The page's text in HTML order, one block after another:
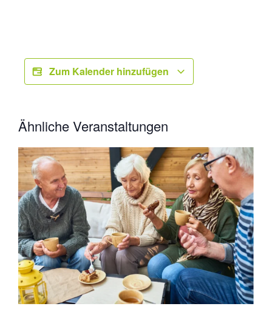
Zum Kalender hinzufügen
Ähnliche Veranstaltungen